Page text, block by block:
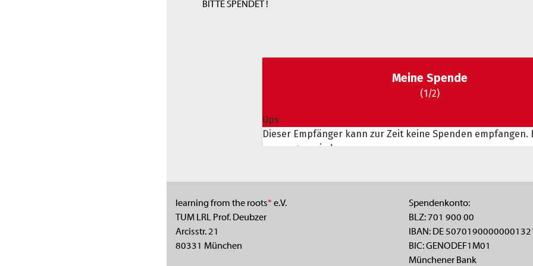
BITTE SPENDET !
learning from the roots*e.V.
TUM LRL Prof. Deubzer
Arcisstr. 21
80331 München
Spendenkonto:
BLZ: 701 900 00
IBAN: DE
BIC: GENODEF1M01
Münchener Bank